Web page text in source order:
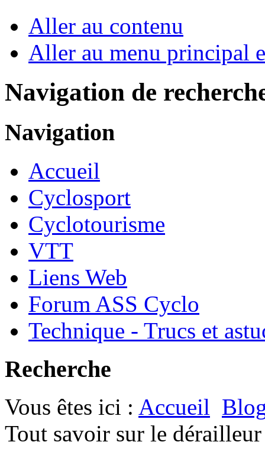
Aller au contenu
Aller au menu principal
Navigation de
Navigation
Accueil
Cyclosport
Cyclotourisme
VTT
Liens Web
Forum ASS Cyclo
Technique - Trucs et
Recherche
Vous êtes ici : Accueil
Tout savoir sur le